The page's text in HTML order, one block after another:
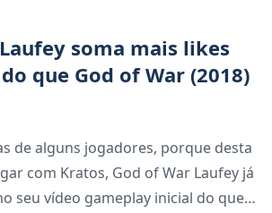
soma mais likes
que God of War (2018)
de alguns jogadores, porque desta
com Kratos, God of War Laufey já
seu vídeo gameplay inicial do que